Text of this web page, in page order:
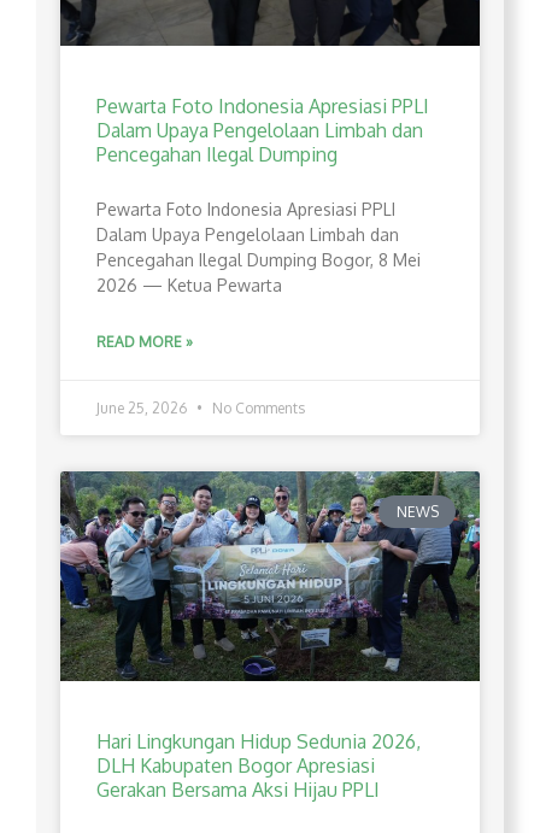
Pewarta Foto Indonesia Apresiasi PPLI
Dalam Upaya Pengelolaan Limbah dan
Pencegahan Ilegal Dumping
Pewarta Foto Indonesia Apresiasi PPLI
Dalam Upaya Pengelolaan Limbah dan
Pencegahan Ilegal Dumping Bogor, 8 Mei
2026 — Ketua Pewarta
READ MORE »
June 25, 2026 No Comments
NEWS
Hari Lingkungan Hidup Sedunia 2026,
DLH Kabupaten Bogor Apresiasi
Gerakan Bersama Aksi Hijau PPLI